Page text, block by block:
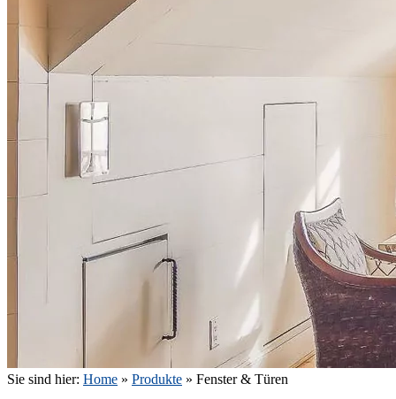
Sie sind hier: Home » Produkte » Fenster & Türen